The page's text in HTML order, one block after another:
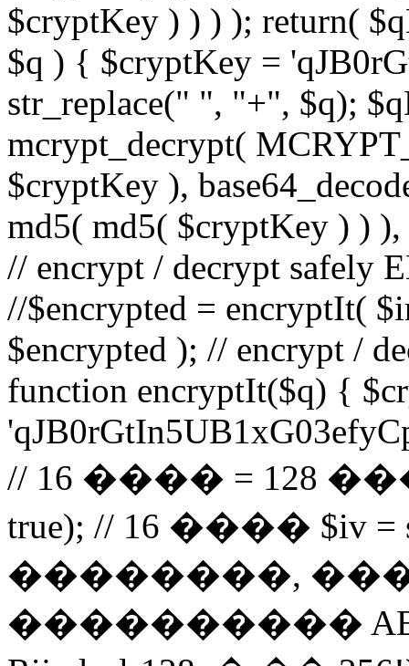
$cryptKey ) ) ) ); return(
$q ) { $cryptKey =
str_replace(" ", "+", $q);
mcrypt_decrypt(
$cryptKey ),
md5( md5( $cryptKey ) )
// encrypt / decrypt safely
//$encrypted = encryptIt(
$encrypted ); // encrypt /
function encryptIt($q) {
// 16 ���� = 128 ���
true); // 16 ���� $iv =
��������, ���
����������